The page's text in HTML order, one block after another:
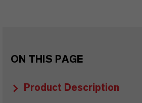
ON THIS PAGE
Product Description